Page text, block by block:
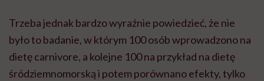
Trzeba jednak bardzo wyraźnie powiedzieć, że nie
było to badanie, w którym 100 osób wprowadzono na
dietę carnivore, a kolejne 100 na przykład na dietę
śródziemnomorską i potem porównano efekty, tylko